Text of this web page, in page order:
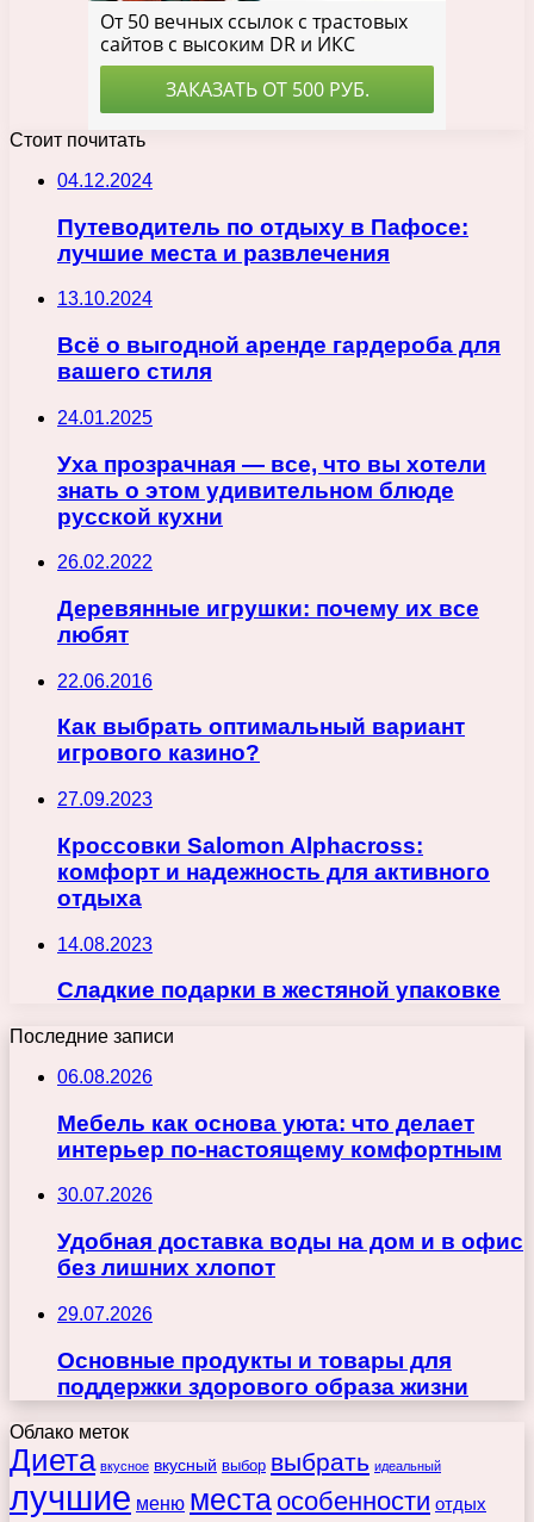
Стоит почитать
04.12.2024
Путеводитель по отдыху в Пафосе:
лучшие места и развлечения
13.10.2024
Всё о выгодной аренде гардероба для
вашего стиля
24.01.2025
Уха прозрачная — все, что вы хотели
знать о этом удивительном блюде
русской кухни
26.02.2022
Деревянные игрушки: почему их все
любят
22.06.2016
Как выбрать оптимальный вариант
игрового казино?
27.09.2023
Кроссовки Salomon Alphacross:
комфорт и надежность для активного
отдыха
14.08.2023
Сладкие подарки в жестяной упаковке
Последние записи
06.08.2026
Мебель как основа уюта: что делает
интерьер по-настоящему комфортным
30.07.2026
Удобная доставка воды на дом и в офис
без лишних хлопот
29.07.2026
Основные продукты и товары для
поддержки здорового образа жизни
Облако меток
Диета вкусное вкусный выбор выбрать идеальный
лучшие меню места особенности отдых